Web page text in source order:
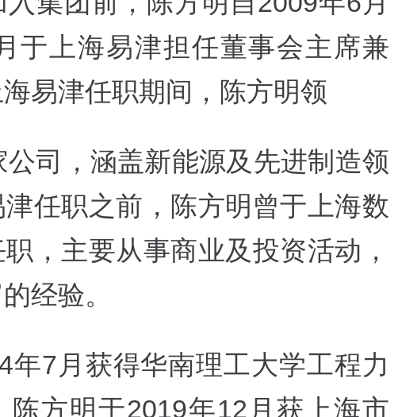
于上海易津担任董事会主席兼
易津任职期间，陈方明领
司，涵盖新能源及先进制造领
任职之前，陈方明曾于上海数
，主要从事商业及投资活动，
经验。
年7月获得华南理工大学工程力
陈方明于2019年12月获上海市